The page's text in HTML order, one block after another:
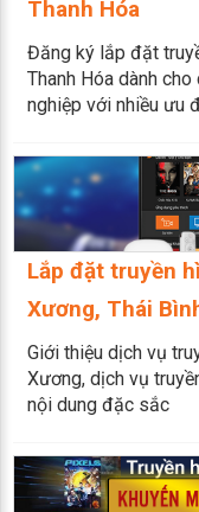
Thanh Hóa
Đăng ký lắp đặt
Thanh Hóa dành
nghiệp với nhiều ưu
Lắp đặt truyền
Xương, Thái
Giới thiệu dịch vụ
Xương, dịch vụ
nội dung đặc sắc